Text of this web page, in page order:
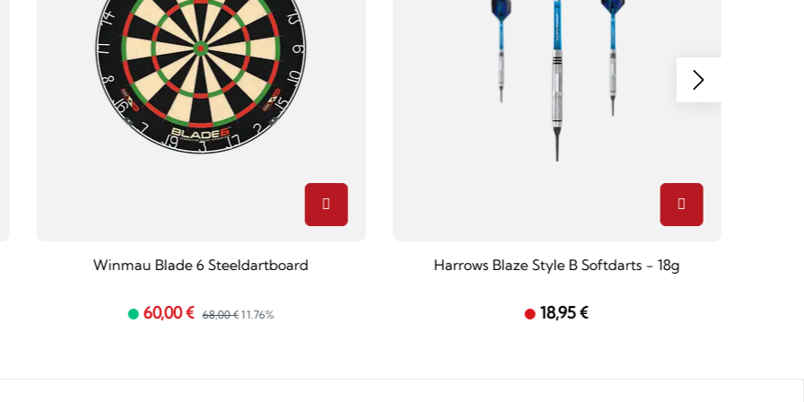
Winmau Blade 6 Steeldartboard
60,00 € 68,00 € 11.76%
Harrows Blaze Style B Softdarts - 18g
18,95 €